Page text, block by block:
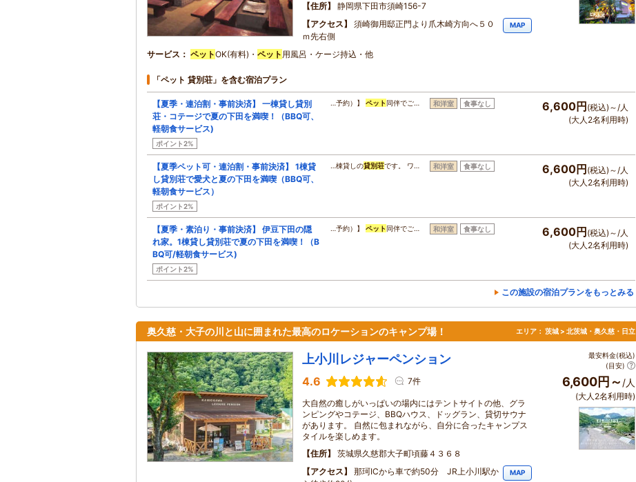
住所
静岡県下田市須崎156-7
アクセス
須崎御用邸正門より爪木崎方向へ５０
ｍ先右側
MAP
サービス ペットOK(有料)・ ペット 用風呂・ケージ持込・他
「ペット 貸別荘」を含む宿泊プラン
【夏季・連泊割・事前決済】 一棟貸し貸別
荘・コテージで夏の下田を満喫！（BBQ可、
軽朝食サービス)
ポイント2%
…予約）】 ペット 同伴でご… 和洋室 食事なし 6,600円 (税込)～/人
(大人2名利用時)
【夏季ペット可・連泊割・事前決済】 1棟貸
し貸別荘で愛犬と夏の下田を満喫（BBQ可、
軽朝食サービス）
ポイント2%
…棟貸しの貸別荘です。 ワ… 和洋室 食事なし 6,600円 (税込)～/人
(大人2名利用時)
【夏季・素泊り・事前決済】 伊豆下田の隠
れ家。1棟貸し貸別荘で夏の下田を満喫！（B
BQ可/軽朝食サービス)
ポイント2%
…予約）】 ペット 同伴でご… 和洋室 食事なし 6,600円 (税込)～/人
(大人2名利用時)
この施設の宿泊プランをもっとみる
奥久慈・大子の川と山に囲まれた最高のロケーションのキャンプ場！ エリア： 茨城 > 北茨城・奥久慈・日立
上小川レジャーペンション
4.6 7件
大自然の癒しがいっぱいの場内にはテントサイトの他、グラ
ンピングやコテージ、BBQハウス、ドッグラン、貸切サウナ
があります。 自然に包まれながら、自分に合ったキャンプス
タイルを楽しめます。
住所
茨城県久慈郡大子町頃藤４３６８
アクセス
那珂ICから車で約50分 JR上小川駅か
MAP
最安料金(税込)
(目安)
6,600円～ /人
(大人2名利用時)